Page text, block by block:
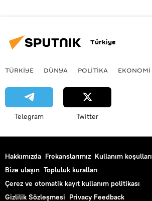
Türkiye
TÜRKIYE DÜNYA POLİTİKA EKONOMİ
Telegram Twitter
Hakkımızda Frekanslarımız Kullanım koşulları
Bize ulaşın Topluluk kuralları
Çerez ve otomatik kayıt kullanım politikası
Gizlilik Sözleşmesi Privacy Feedback